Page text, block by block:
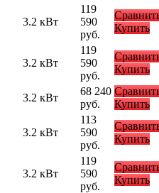
3.2 кВт
119
590
руб.
Купить
3.2 кВт
119
590
руб.
Купить
3.2 кВт
68 240
руб.
Купить
3.2 кВт
113
590
руб.
Купить
3.2 кВт
119
590
руб.
Купить